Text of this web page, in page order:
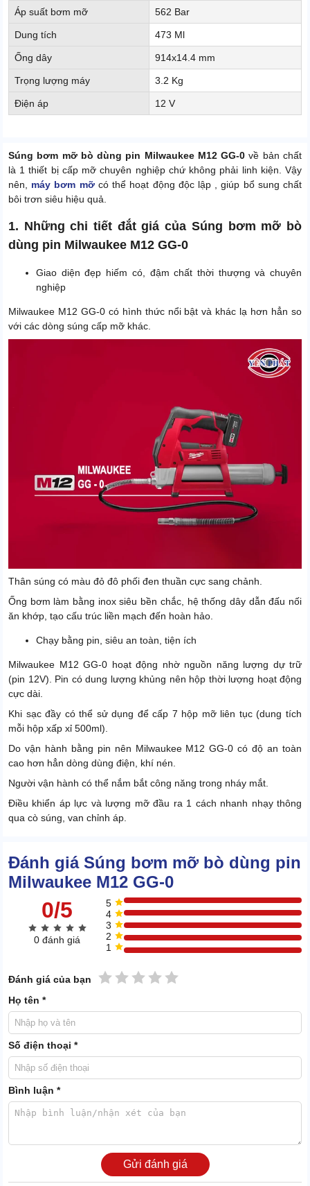
Áp suất bơm mỡ 562 Bar
Dung tích 473 Ml
Ống dây 914x14.4 mm
Trọng lượng máy 3.2 Kg
Điện áp 12 V
Súng bơm mỡ bò dùng pin Milwaukee M12 GG-0về bản chất
là 1 thiết bị cấp mỡ chuyên nghiệp chứ không phải linh kiện. Vậy
nên, máy bơm mỡcó thể hoạt động độc lập , giúp bổ sung chất
bôi trơn siêu hiệu quả.
1. Những chi tiết đắt giá của Súng bơm mỡ bò
dùng pin Milwaukee M12 GG-0
Giao diện đẹp hiếm có, đậm chất thời thượng và chuyên
nghiệp
Milwaukee M12 GG-0 có hình thức nổi bật và khác lạ hơn hẳn so
với các dòng súng cấp mỡ khác.
Thân súng có màu đỏ đô phối đen thuần cực sang chảnh.
Ống bơm làm bằng inox siêu bền chắc, hệ thống dây dẫn đấu nối
ăn khớp, tạo cấu trúc liền mạch đến hoàn hảo.
Chạy bằng pin, siêu an toàn, tiện ích
Milwaukee M12 GG-0 hoạt động nhờ nguồn năng lượng dự trữ
(pin 12V). Pin có dung lượng khủng nên hộp thời lượng hoạt động
cực dài.
Khi sạc đầy có thể sử dụng để cấp 7 hộp mỡ liên tục (dung tích
mỗi hộp xấp xỉ 500ml).
Do vận hành bằng pin nên Milwaukee M12 GG-0 có độ an toàn
cao hơn hẳn dòng dùng điện, khí nén.
Người vận hành có thể nắm bắt công năng trong nháy mắt.
Điều khiển áp lực và lượng mỡ đầu ra 1 cách nhanh nhạy thông
qua cò súng, van chỉnh áp.
Khi xem qua áp lực làm việc của Milwaukee M12 GG-0, chắc chắn
bạn sẽ hạ quyết tâm lựa mua thiết bị ngay lập tức.
Đánh giá Súng bơm mỡ bò dùng pin
Milwaukee M12 GG-0
0/5
0 đánh giá
5
4
3
2
1
Đánh giá của bạn 5 sao
4 sao
3 sao
2 sao
1 sao
Họ tên *
Số điện thoại *
Bình luận *
Gửi đánh giá